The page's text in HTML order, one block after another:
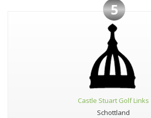
5
Castle Stuart Golf Links
Schottland